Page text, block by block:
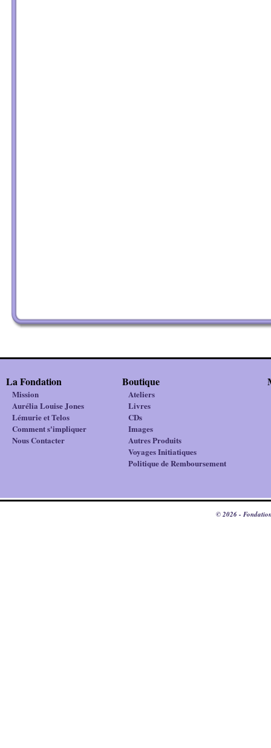
La Fondation
Mission
Aurélia Louise Jones
Lémurie et Telos
Comment s'impliquer
Nous Contacter
Boutique
Ateliers
Livres
CDs
Images
Autres Produits
Voyages Initiatiques
Politique de Remboursement
© 2026 -